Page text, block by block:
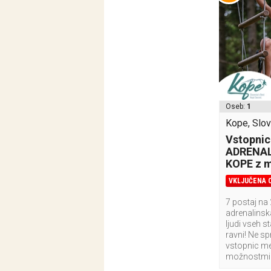
Oseb: 1
Kope,
KOPE z
VKLJUČENA
7 postaj na
ljudi vseh
ravni! Ne
vstopnic